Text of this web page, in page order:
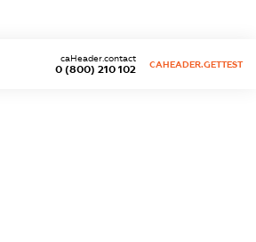
0 (800) 210 102
caHeader.contact
CAHEADER.GETTEST